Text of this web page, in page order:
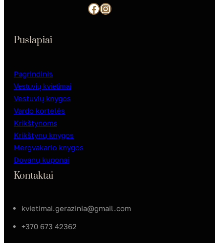
Facebook Instagram
Puslapiai
Pagrindinis
Vestuvių kvietimai
Vestuvių knygos
Vardo kortelės
Krikštynoms
Krikštynų knygos
Mergvakario knygos
Dovanų kuponai
Kontaktai
kvietimai.gerazinia@gmail.com
+370 673 42362